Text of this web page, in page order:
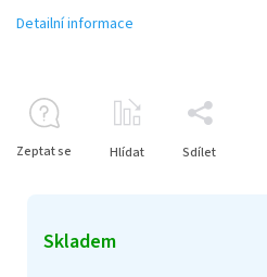
Skladem
Detailní informace
Zeptat se Hlídat Sdílet